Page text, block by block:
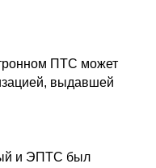
ПТС может
выдавшей
и ЭПТС был